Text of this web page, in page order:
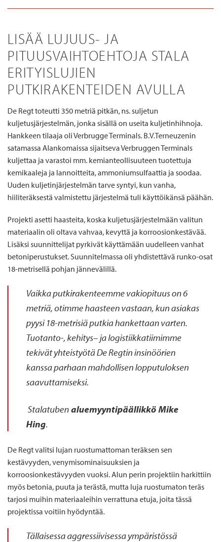
LISÄÄ LUJUUS- JA
PITUUSVAIHTOEHTOJA STALA
ERITYISLUJIEN
PUTKIRAKENTEIDEN AVULLA
De Regt toteutti 350 metriä pitkän, ns. suljetun
kuljetusjärjestelmän, jonka sisällä on useita kuljetinhihnoja.
Hankkeen tilaaja oli Verbrugge Terminals. B.V.Terneuzenin
satamassa Alankomaissa sijaitseva Verbruggen Terminals
kuljettaa ja varastoi mm. kemianteollisuuteen tuotettuja
kemikaaleja ja lannoitteita, ammoniumsulfaattia ja soodaa.
Uuden kuljetinjärjestelmän tarve syntyi, kun vanha,
hiiliteräksestä valmistettu järjestelmä tuli käyttöikänsä päähän.
Projekti asetti haasteita, koska kuljetusjärjestelmään valitun
materiaalin oli oltava vahvaa, kevyttä ja korroosionkestävää.
Lisäksi suunnittelijat pyrkivät käyttämään uudelleen vanhat
betoniperustukset. Suunnitelmassa oli yhdistettävä runko-osat
18-metrisellä pohjan jännevälillä.
Vaikka putkirakenteemmevakiopituus on 6
metriä, otimme haasteen vastaan, kun asiakas
pyysi 18-metrisiä putkia hankettaan varten.
Tuotanto-,kehitys– ja logistiikkatiimimme
tekivät yhteistyötä DeRegtininsinöörien
kanssa parhaan mahdollisen lopputuloksen
saavuttamiseksi.
Stalatubenaluemyyntipäällikkö Mike
Hing.
De Regt valitsi lujan ruostumattoman teräksen sen
kestävyyden, venymisominaisuuksien ja
korroosionkestävyyden vuoksi. Alun perin projektiin harkittiin
myös betonia, puuta ja terästä, mutta luja ruostumaton teräs
tarjosi muihin materiaaleihin verrattuna etuja, joita tässä
projektissa voitiin hyödyntää.
Tällaisessa aggressiivisessa ympäristössä